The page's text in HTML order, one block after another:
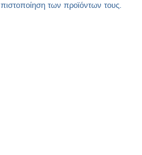
των προϊόντων τους.